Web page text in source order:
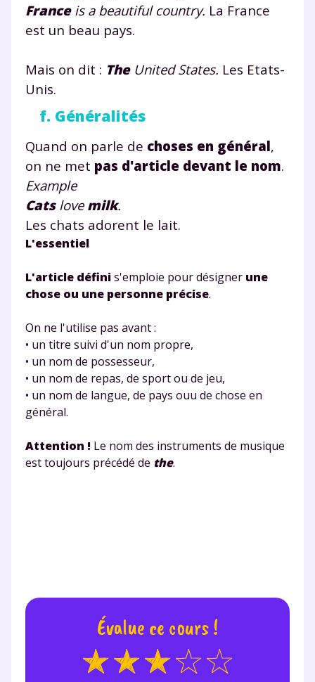
Franceis a beautiful country. La France
est un beau pays.
Mais on dit : TheUnited States. Les Etats-
Unis.
f. Généralités
Quand on parle de choses en général,
on ne met pas d'article devant le nom.
Example
Cats love milk.
Les chats adorent le lait.
L'essentiel
L'article définis'emploie pour désigner une
chose ou une personne précise.
On ne l'utilise pas avant :
• un titre suivi d'un nom propre,
• un nom de possesseur,
• un nom de repas, de sport ou de jeu,
• un nom de langue, de pays ouu de chose en
général.
Attention ! Le nom des instruments de musique
est toujours précédé de the.
Évalue ce cours !
Envie de progresser
et de réussir votre
année scolaire ?
Testez gratuitement
plateforme de soutien
la Terminale
Des profs expérimentés disponibles
à la demande par tchat, audio ou